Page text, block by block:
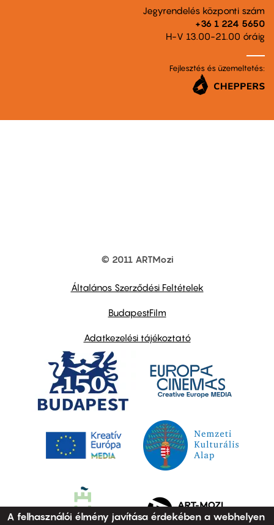
Jegyrendelés központi szám
+36 1 224 5650
H-V 13.00-21.00 óráig
Fejlesztés és üzemeltetés:
© 2011 ARTMozi
Általános Szerződési Feltételek
BudapestFilm
Adatkezelési tájékoztató
A felhasználói élmény javítása érdekében a webhelyen